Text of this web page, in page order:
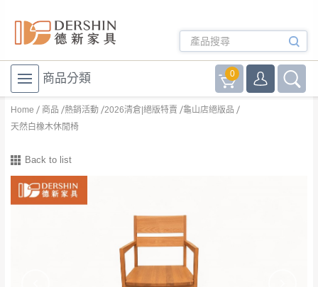
商品分類 0
Home 商品 熱銷活動 2026清倉|絕版特賣
龜山店絕版品
天然白橡木休閒椅
Back to list